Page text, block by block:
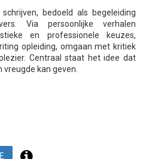
bedoeld als begeleiding
Via persoonlijke verhalen
en professionele keuzes,
opleiding, omgaan met kritiek
Centraal staat het idee dat
kan geven.